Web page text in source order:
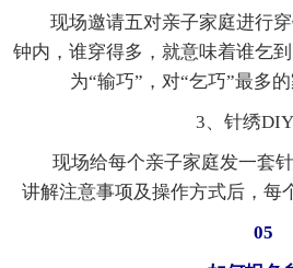
现场邀请五对亲子家庭进行穿
钟内，谁穿得多，就意味着谁乞
为“输巧”，对“乞巧”最多的
3、针绣DIY
现场给每个亲子家庭发一套针
讲解注意事项及操作方式后，每
05